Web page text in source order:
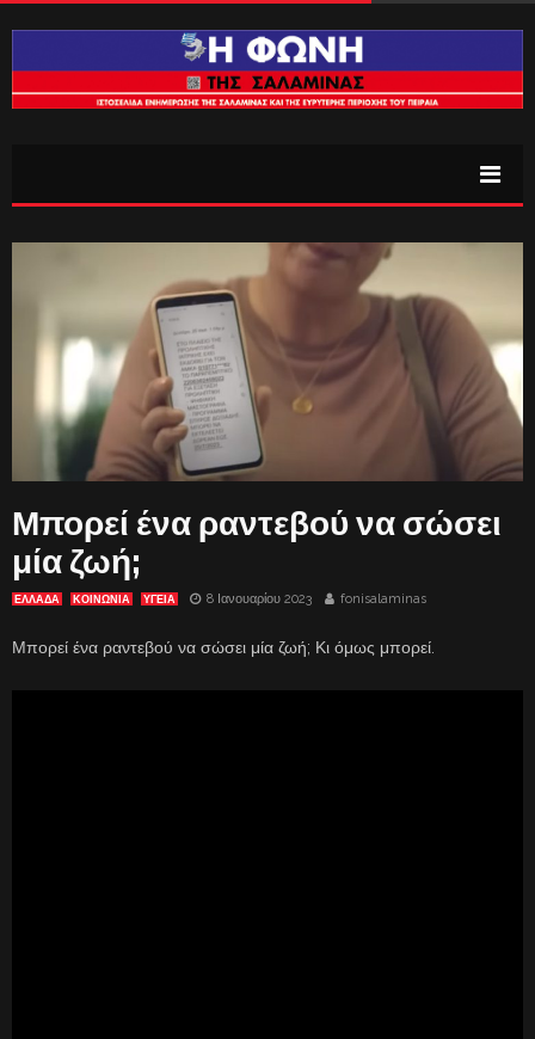
Μπορεί ένα ραντεβού να σώσει
μία ζωή;
ΕΛΛΑΔΑ ΚΟΙΝΩΝΙΑ ΥΓΕΙΑ 8 Ιανουαρίου 2023 fonisalaminas
Μπορεί ένα ραντεβού να σώσει μία ζωή; Κι όμως μπορεί.